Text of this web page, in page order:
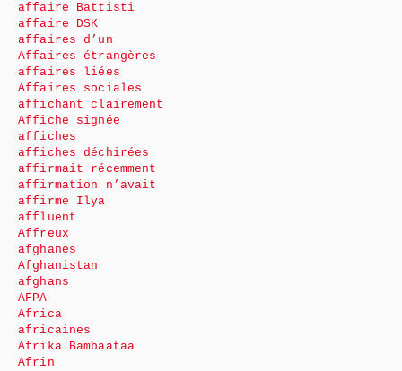
affaire Battisti
affaire DSK
affaires d’un
Affaires étrangères
affaires liées
Affaires sociales
affichant clairement
Affiche signée
affiches
affiches déchirées
affirmait récemment
affirmation n’avait
affirme Ilya
affluent
Affreux
afghanes
Afghanistan
afghans
AFPA
Africa
africaines
Afrika Bambaataa
Afrin